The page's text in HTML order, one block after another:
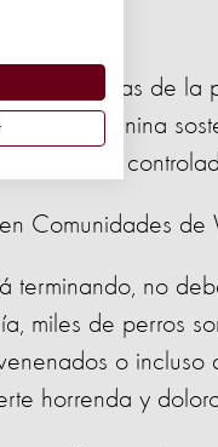
los problemas de
canina
no
Comunidades
terminando, no
miles de perros
o
horrenda y